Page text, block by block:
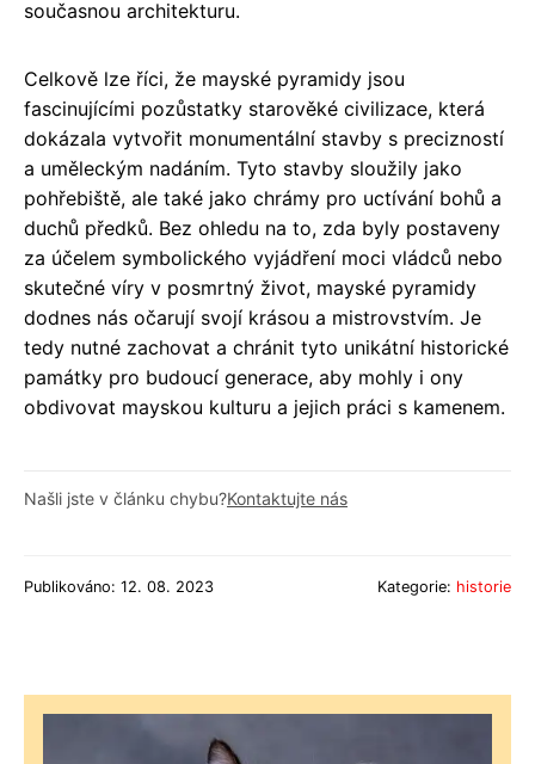
současnou architekturu.
Celkově lze říci, že mayské pyramidy jsou
fascinujícími pozůstatky starověké civilizace, která
dokázala vytvořit monumentální stavby s precizností
a uměleckým nadáním. Tyto stavby sloužily jako
pohřebiště, ale také jako chrámy pro uctívání bohů a
duchů předků. Bez ohledu na to, zda byly postaveny
za účelem symbolického vyjádření moci vládců nebo
skutečné víry v posmrtný život, mayské pyramidy
dodnes nás očarují svojí krásou a mistrovstvím. Je
tedy nutné zachovat a chránit tyto unikátní historické
památky pro budoucí generace, aby mohly i ony
obdivovat mayskou kulturu a jejich práci s kamenem.
Našli jste v článku chybu?Kontaktujte nás
Publikováno: 12. 08. 2023 Kategorie: historie